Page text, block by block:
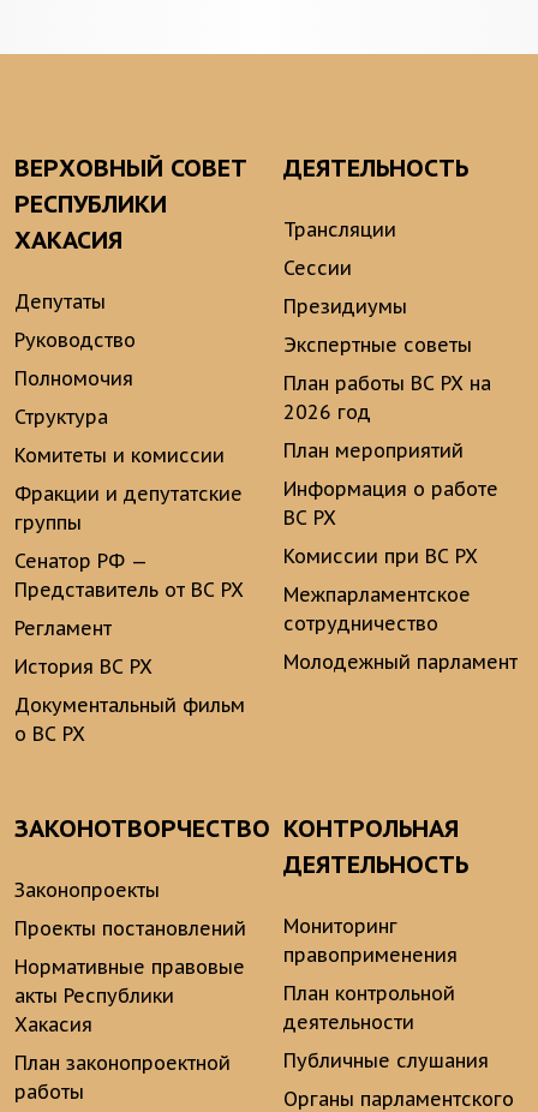
ВЕРХОВНЫЙ СОВЕТ
РЕСПУБЛИКИ
ХАКАСИЯ
Депутаты
Руководство
Полномочия
Структура
Комитеты и комиссии
Фракции и депутатские
группы
Сенатор РФ —
Представитель от ВС РХ
Регламент
История ВС РХ
Документальный фильм
о ВС РХ
ДЕЯТЕЛЬНОСТЬ
Трансляции
Сессии
Президиумы
Экспертные советы
План работы ВС РХ на
2026 год
План мероприятий
Информация о работе
ВС РХ
Комиссии при ВС РХ
Межпарламентское
сотрудничество
Молодежный парламент
ЗАКОНОТВОРЧЕСТВО
Законопроекты
Проекты постановлений
Нормативные правовые
акты Республики
Хакасия
План законопроектной
работы
КОНТРОЛЬНАЯ
ДЕЯТЕЛЬНОСТЬ
Мониторинг
правоприменения
План контрольной
деятельности
Публичные слушания
Органы парламентского